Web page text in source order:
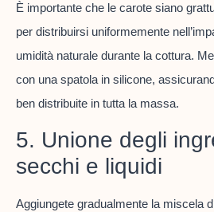
È importante che le carote siano
per distribuirsi uniformemente
umidità naturale durante la cottura.
con una spatola in silicone,
ben distribuite in tutta la massa.
5. Unione degli
secchi e liquidi
Aggiungete gradualmente la miscela